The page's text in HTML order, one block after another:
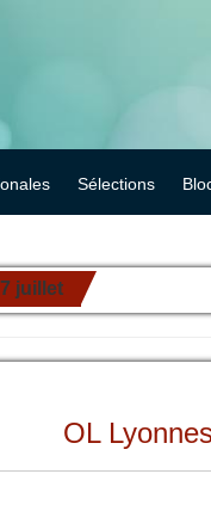
Sélections
juillet
OL